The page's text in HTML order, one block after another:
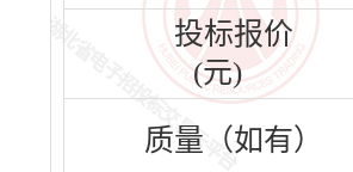
投标报价
(元)
质量（如有）